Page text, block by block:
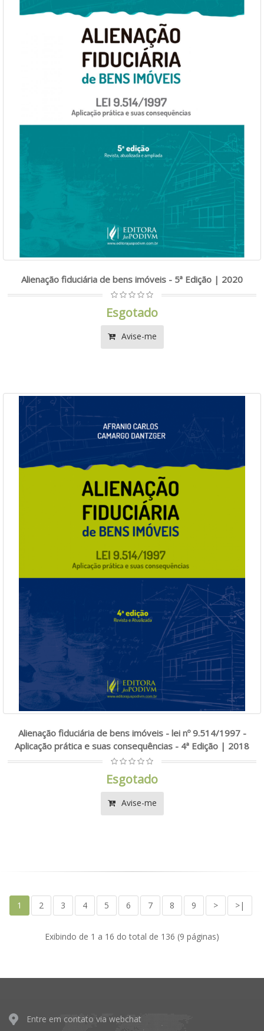
Alienação fiduciária de bens imóveis - 5ª Edição | 2020
Esgotado
Avise-me
Alienação fiduciária de bens imóveis - lei nº 9.514/1997 -
Aplicação prática e suas consequências - 4ª Edição | 2018
Esgotado
Avise-me
1 2 3 4 5 6 7 8 9 > >|
Exibindo de 1 a 16 do total de 136 (9 páginas)
Entre em contato via webchat